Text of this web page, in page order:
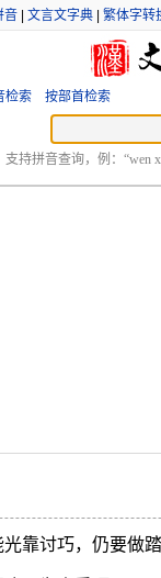
音 文言文字典 繁体字转
检索 按部首检索
支持拼音查询，例：“wen
靠讨巧，仍要做